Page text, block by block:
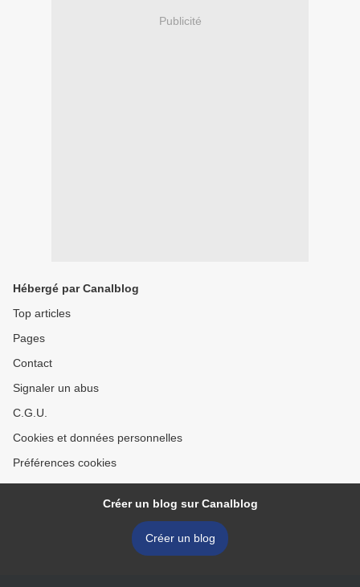
Publicité
Hébergé par Canalblog
Top articles
Pages
Contact
Signaler un abus
C.G.U.
Cookies et données personnelles
Préférences cookies
Créer un blog sur Canalblog
Créer un blog